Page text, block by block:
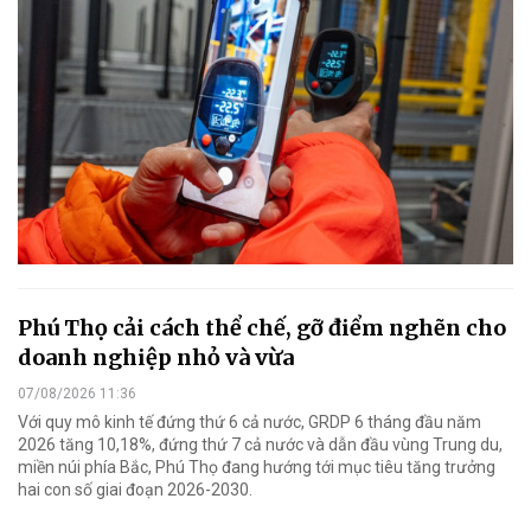
Phú Thọ cải cách thể chế, gỡ điểm nghẽn cho
doanh nghiệp nhỏ và vừa
07/08/2026 11:36
Với quy mô kinh tế đứng thứ 6 cả nước, GRDP 6 tháng đầu năm
2026 tăng 10,18%, đứng thứ 7 cả nước và dẫn đầu vùng Trung du,
miền núi phía Bắc, Phú Thọ đang hướng tới mục tiêu tăng trưởng
hai con số giai đoạn 2026-2030.